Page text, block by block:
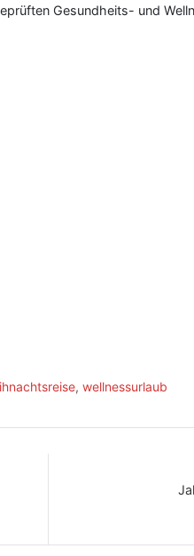
Gesundheits- und
, wellnessurlaub